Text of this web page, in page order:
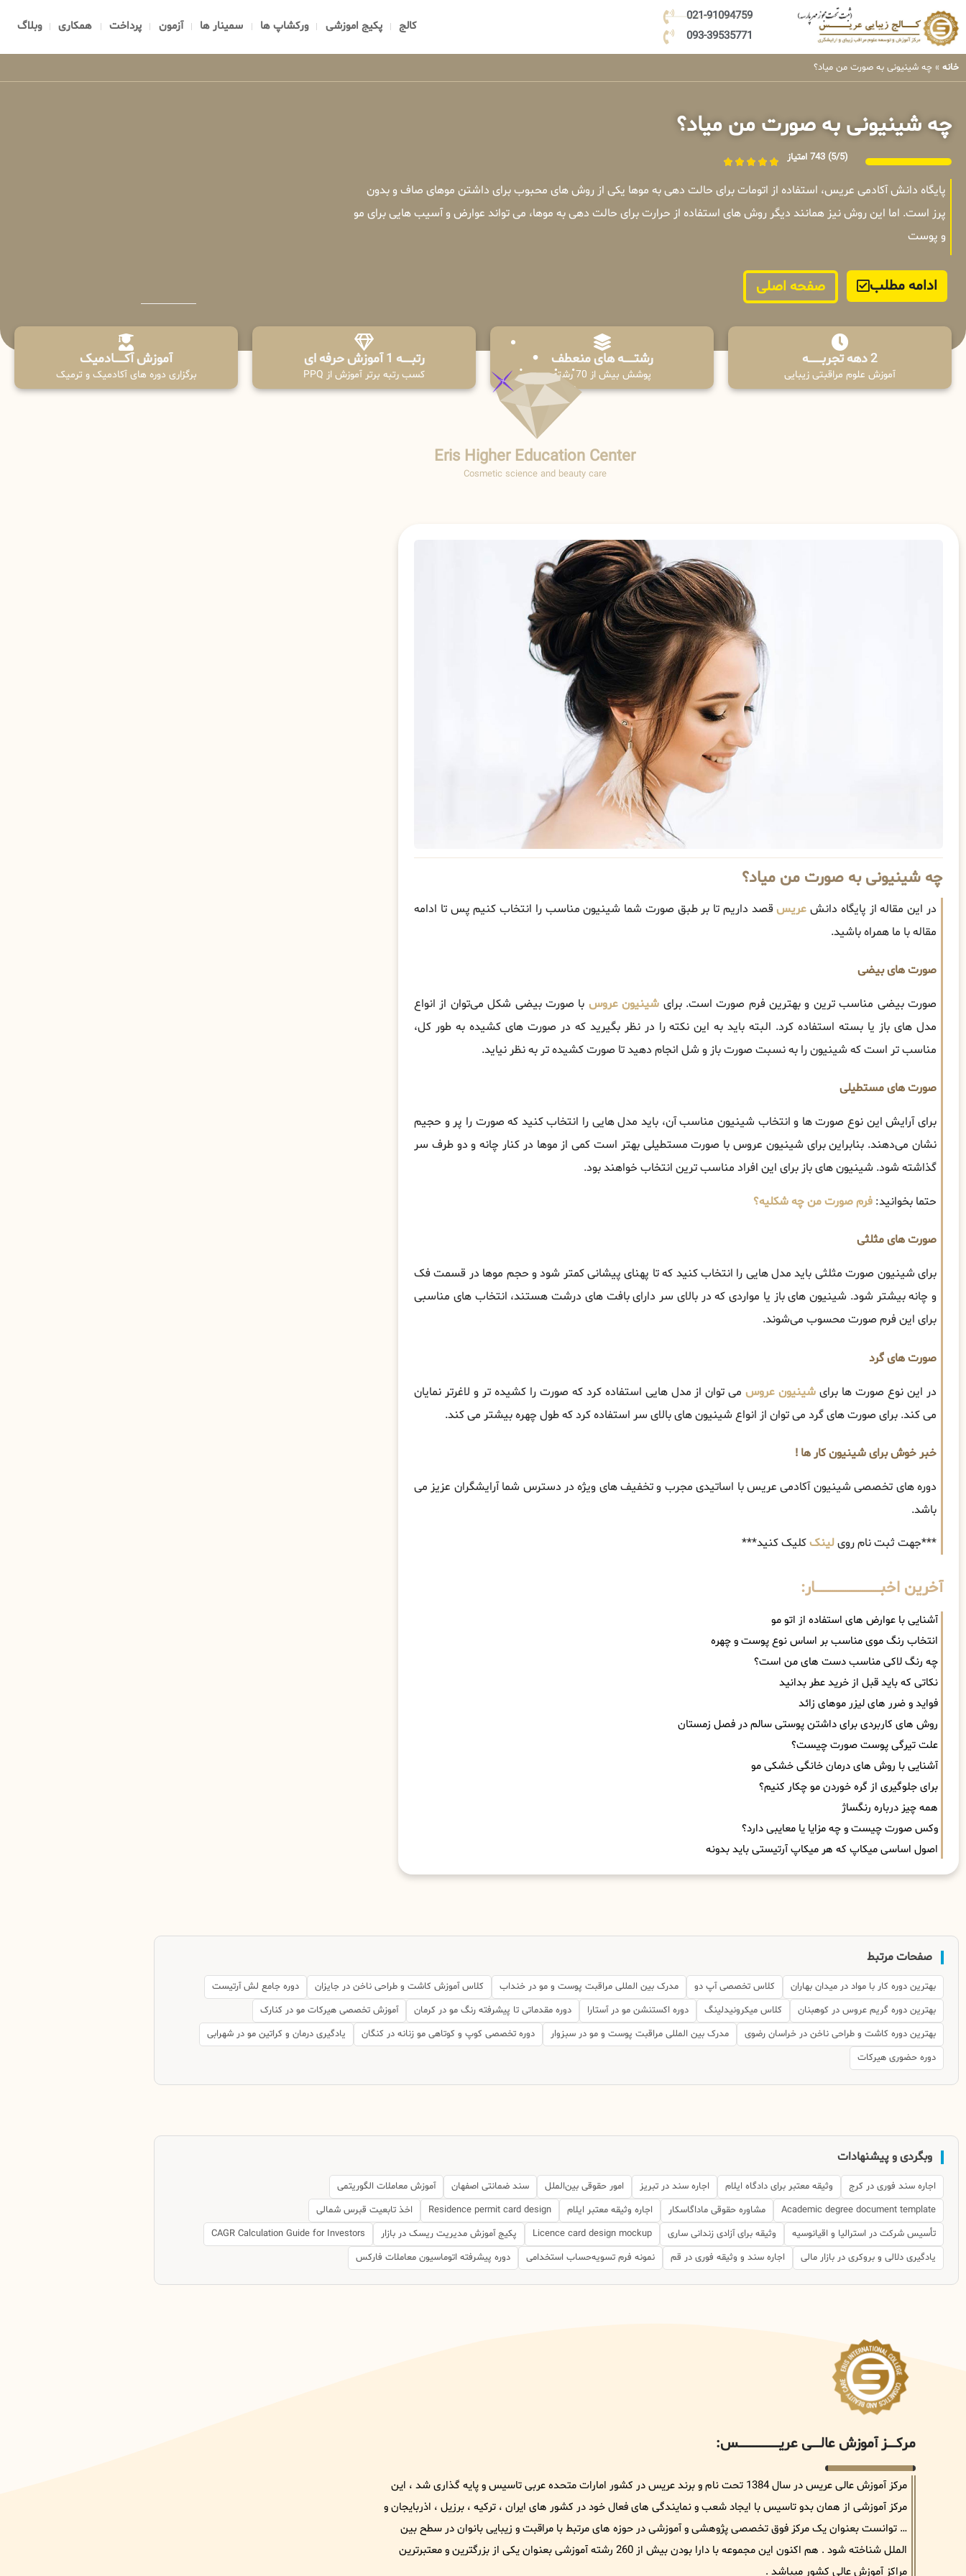
021-91094759
093-39535771
کالج پکیج اموزشی ورکشاپ ها سمینار ها آزمون پرداخت همکاری وبلاگ
خانه » چه شینیونی به صورت من میاد؟
چه شینیونی به صورت من میاد؟
(5/5) 743 امتیاز
پایگاه دانش آکادمی عریس، استفاده از اتومات برای حالت دهی به موها یکی از روش های محبوب برای داشتن موهای صاف و بدون
پرز است. اما این روش نیز همانند دیگر روش های استفاده از حرارت برای حالت دهی به موها، می تواند عوارض و آسیب هایی برای مو
و پوست
ادامه مطلب صفحه اصلی
2 دهه تجربـــــــــه
آموزش علوم مراقبتی زیبایی
رشتـــــــه های منعطف
پوشش بیش از 70 رشته
رتبــــــه 1 آموزش حرفه ای
کسب رتبه برتر آموزش از PPQ
آموزش آکـــــــادمیک
برگزاری دوره های آکادمیک و ترمیک
Eris Higher Education Center
Cosmetic science and beauty care
چه شینیونی به صورت من میاد؟
در این مقاله از پایگاه دانش عریسقصد داریم تا بر طبق صورت شما شینیون مناسب را انتخاب کنیم پس تا ادامه
مقاله با ما همراه باشید.
صورت های بیضی
صورت بیضی مناسب ‌ترین و بهترین فرم صورت است. برای شینیون عروس با صورت بیضی شکل می‌توان از انواع
مدل ‌های باز یا بسته استفاده کرد. البته باید به این نکته را در نظر بگیرید که در صورت ‌های کشیده به طور کل،
مناسب تر است که شینیون را به نسبت صورت باز و شل انجام دهید تا صورت کشیده ‌تر به نظر نیاید.
صورت های مستطیلی
برای آرایش این نوع صورت‌ ها و انتخاب شینیون مناسب آن، باید مدل ‌هایی را انتخاب کنید که صورت را پر و حجیم
نشان می‌دهند. بنابراین برای شینیون عروس با صورت مستطیلی بهتر است کمی از موها در کنار چانه و دو طرف سر
گذاشته شود. شینیون های باز برای این افراد مناسب ترین انتخاب خواهند بود.
حتما بخوانید: فرم صورت من چه شکلیه؟
صورت های مثلثی
برای شینیون صورت مثلثی باید مدل ‌هایی را انتخاب کنید که تا پهنای پیشانی کمتر شود و حجم موها در قسمت فک
و چانه بیشتر شود. شینیون های باز یا مواردی که در بالای سر دارای بافت ‌های درشت هستند، انتخاب ‌های مناسبی
برای این فرم صورت محسوب می‌شوند.
صورت های گرد
در این نوع صورت ها برای شینیون عروسمی ‌توان از مدل‌ هایی استفاده کرد که صورت را کشیده تر و لاغرتر نمایان
می کند. برای صورت‌ های گرد می‌ توان از انواع شینیون های بالای سر استفاده کرد که طول چهره بیشتر می کند.
خبر خوش برای شینیون کار ها !
دوره های تخصصی شینیون آکادمی عریس با اساتیدی مجرب و تخفیف های ویژه در دسترس شما آرایشگران عزیز می
باشد.
***جهت ثبت نام رویلینککلیک کنید***
آخرین اخبــــــــــــــــــــــــــــــار:
آشنایی با عوارض های استفاده از اتو مو
انتخاب رنگ موی مناسب بر اساس نوع پوست و چهره
چه رنگ لاکی مناسب دست های من است؟
نکاتی که باید قبل از خرید عطر بدانید
فواید و ضرر های لیزر موهای زائد
روش های کاربردی برای داشتن پوستی سالم در فصل زمستان
علت تیرگی پوست صورت چیست؟
آشنایی با روش های درمان خانگی خشکی مو
برای جلوگیری از گره خوردن مو چکار کنیم؟
همه چیز درباره رنگساژ
وکس صورت چیست و چه مزایا یا معایبی دارد؟
اصول اساسی میکاپ که هر میکاپ آرتیستی باید بدونه
صفحات مرتبط
بهترین دوره کار با مواد در میدان بهاران کلاس تخصصی آپ دو مدرک بین المللی مراقبت پوست و مو در خنداب کلاس آموزش کاشت و طراحی ناخن در جایزان
دوره جامع لش آرتیست
بهترین دوره گریم عروس در کوهبنان
کلاس میکرونیدلینگ دوره اکستنشن مو در آستارا دوره مقدماتی تا پیشرفته رنگ مو در کرمان
آموزش تخصصی هیرکات مو در کنارک
بهترین دوره کاشت و طراحی ناخن در خراسان رضوی
مدرک بین المللی مراقبت پوست و مو در سبزوار دوره تخصصی کوپ و کوتاهی مو زنانه در کنگان
یادگیری درمان و کراتین مو در شهرابی
دوره حضوری هیرکات
وبگردی و پیشنهادات
اجاره سند فوری در کرج وثیقه معتبر برای دادگاه ایلام اجاره سند در تبریز امور حقوقی بین‌الملل سند ضمانتی اصفهان
آموزش معاملات الگوریتمی
Academic degree document template
مشاوره حقوقی ماداگاسکار اجاره وثیقه معتبر ایلام Residence permit card design
اخذ تابعیت قبرس شمالی
تأسیس شرکت در استرالیا و اقیانوسیه
وثیقه برای آزادی زندانی ساری Licence card design mockup پکیج آموزش مدیریت ریسک در بازار
CAGR Calculation Guide for Investors
یادگیری دلالی و بروکری در بازار مالی
اجاره سند و وثیقه فوری در قم نمونه فرم تسویه‌حساب استخدامی دوره پیشرفته اتوماسیون معاملات فارکس
مرکــــــز آموزش عالــــــی عریــــــــــــــــــــــــــــس:
مرکز آموزش عالی عریس در سال 1384 تحت نام و برند عریس در کشور امارات متحده عربی تاسیس و پایه گذاری شد ، این
مرکز آموزشی از همان بدو تاسیس با ایجاد شعب و نمایندگی های فعال خود در کشور های ایران ، ترکیه ، برزیل ، اذربایجان و
… توانست بعنوان یک مرکز فوق تخصصی پژوهشی و آموزشی در حوزه های مرتبط با مراقبت و زیبایی بانوان در سطح بین
الملل شناخته شود . هم اکنون این مجموعه با دارا بودن بیش از 260 رشته آموزشی بعنوان یکی از بزرگترین و معتبرترین
مراکز آموزش عالی کشور میباشد .